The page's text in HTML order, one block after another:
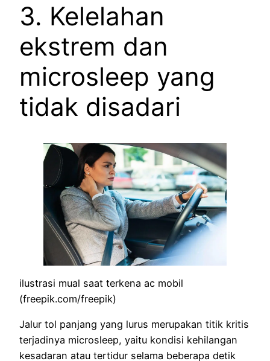
3. Kelelahan
ekstrem dan
microsleep yang
tidak disadari
ilustrasi mual saat terkena ac mobil
(freepik.com/freepik)
Jalur tol panjang yang lurus merupakan titik kritis
terjadinya microsleep, yaitu kondisi kehilangan
kesadaran atau tertidur selama beberapa detik